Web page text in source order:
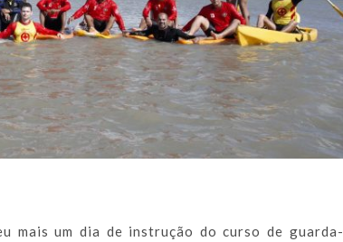
mais um dia de instrução do curso de guarda-